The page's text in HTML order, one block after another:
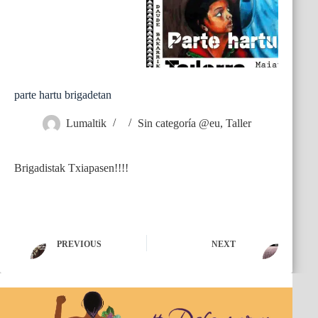
parte hartu brigadetan
Lumaltik Sin categoría @eu, Taller
Brigadistak Txiapasen!!!!
PREVIOUS NEXT